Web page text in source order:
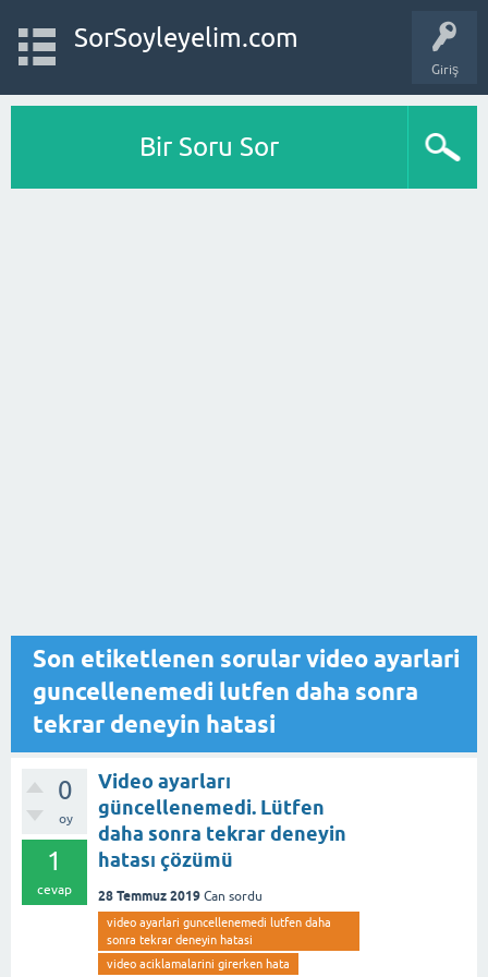
Giriş
SorSoyleyelim.com
Bir Soru Sor
Son etiketlenen sorular video ayarlari
guncellenemedi lutfen daha sonra
tekrar deneyin hatasi
0
oy
1
cevap
Video ayarları
güncellenemedi. Lütfen
daha sonra tekrar deneyin
hatası çözümü
28 Temmuz 2019 Can sordu
video ayarlari guncellenemedi lutfen daha
sonra tekrar deneyin hatasi
video aciklamalarini girerken hata